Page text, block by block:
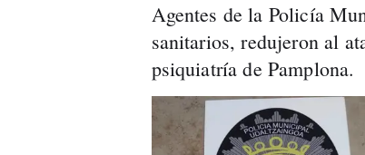
Agentes de la Policía
sanitarios, redujeron al
psiquiatría de Pamplona.